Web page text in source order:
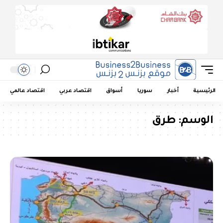
الرئيسية أخبار سوريا أسواق اقتصاد عربي اقتصاد عالمي
الوسم:طرق